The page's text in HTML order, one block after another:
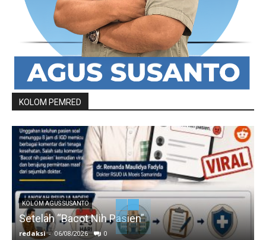
KOLOM PEMRED
KOLOM AGUS SUSANTO
Setelah “Bacot Nih Pasien”
redaksi - 06/08/2026 0